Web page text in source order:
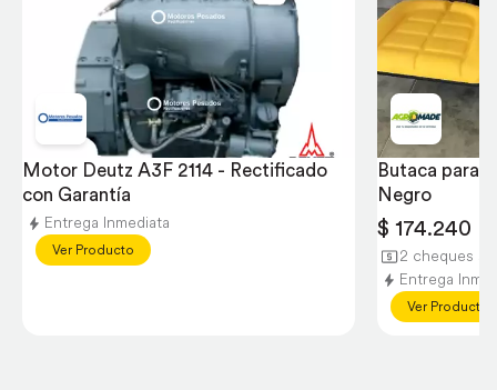
Motor Deutz A3F 2114 - Rectificado
con Garantía
Entrega Inmediata
Ver Producto
Butaca para
Negro
$ 174.240
2 cheques
Entrega
Ver Producto